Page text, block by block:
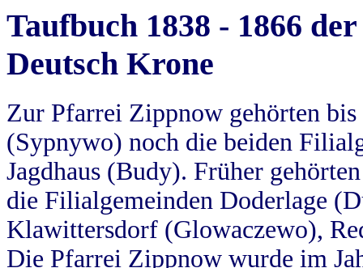
Taufbuch 1838 - 1866
Deutsch Krone
Zur Pfarrei Zippnow gehörten
(Sypnywo) noch die beiden
Jagdhaus (Budy). Früher
die Filialgemeinden Doderlage
Klawittersdorf (Glowaczewo),
Die Pfarrei Zippnow wurde im